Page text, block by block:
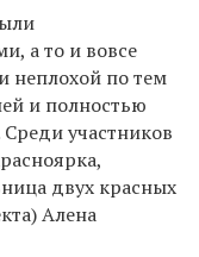
а то и вовсе
неплохой по тем
и полностью
участников
двух красных
Алена